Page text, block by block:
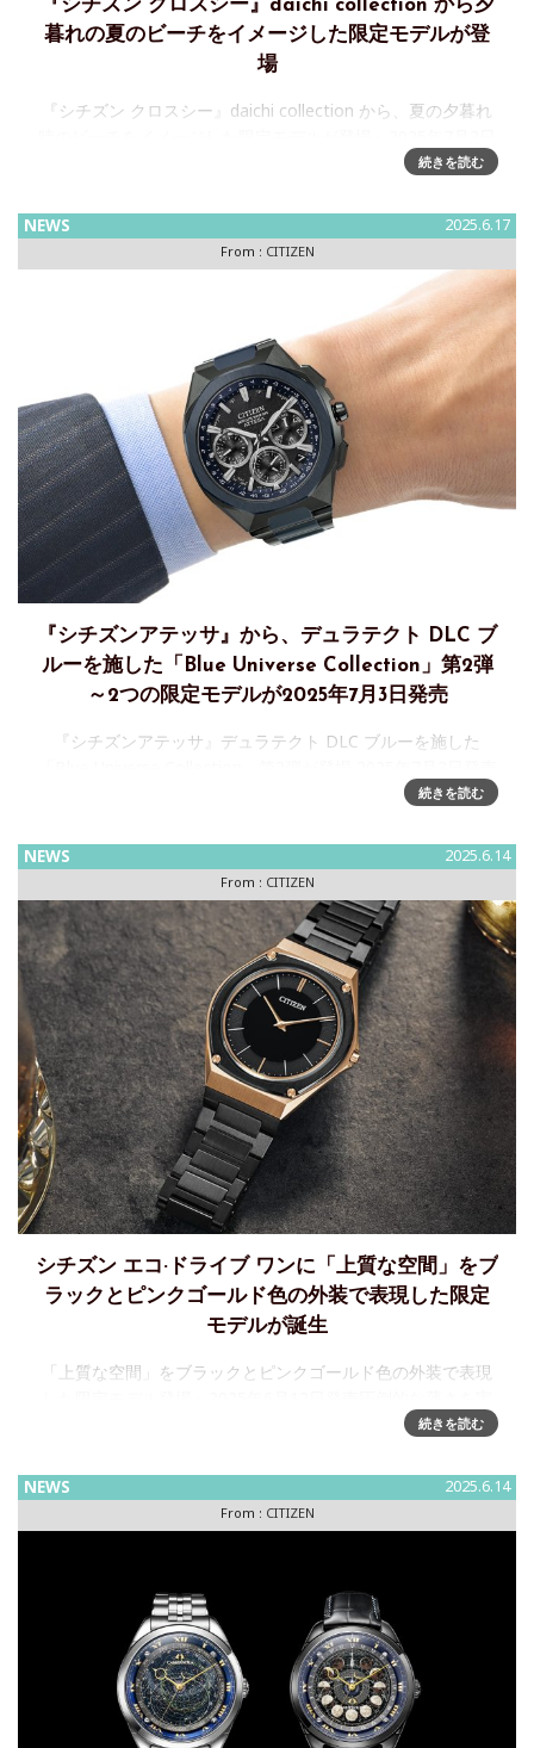
『シチズン クロスシー』daichi collection から夕
暮れの夏のビーチをイメージした限定モデルが登
場
『シチズン クロスシー』daichi collection から、夏の夕暮れ
発売シチズン時計株式会社)は、上品で凛としたデザインに、
続きを読む
NEWS 2025.6.17
From : CITIZEN
『シチズンアテッサ』から、デュラテクト DLC ブ
ルーを施した「Blue Universe Collection」第2弾
～2つの限定モデルが2025年7月3日発売
『シチズンアテッサ』デュラテクト DLC ブルーを施した
シチズン時計株式会社(以下シチズン)は、最先端技術を搭載
続きを読む
NEWS 2025.6.14
From : CITIZEN
シチズン エコ·ドライブ ワンに「上質な空間」をブ
ラックとピンクゴールド色の外装で表現した限定
モデルが誕生
「上質な空間」をブラックとピンクゴールド色の外装で表現
現し、美しさと快適な装着感にこだわるドレスウオッチ『シ
続きを読む
NEWS 2025.6.14
From : CITIZEN